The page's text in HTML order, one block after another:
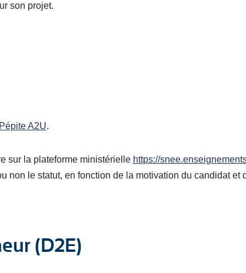
son projet.
Pépite A2U.
sur la plateforme ministérielle https://
non le statut, en fonction de la motivation du candidat
(D2E)